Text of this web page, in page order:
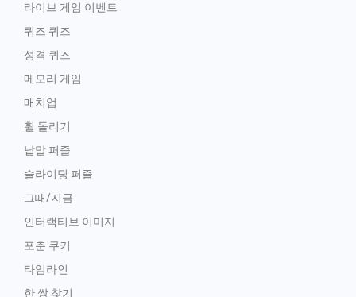
라이브 게임 이벤트
퀴즈 퀴즈
성격 퀴즈
메모리 게임
매치업
휠 돌리기
낱말 퍼즐
슬라이딩 퍼즐
그때/지금
인터랙티브 이미지
포춘 쿠키
타임라인
한 쌍 찾기